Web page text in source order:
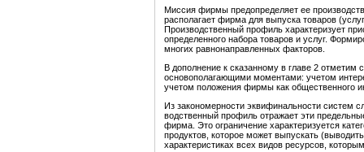
Миссия фирмы предопределяет ее
располагает фирма для выпуска товаров
Производственный профиль характеризует
определенного набора товаров и услуг.
многих равнонаправленных факторов.
В дополнение к сказанному в главе 2
основополагающими моментами: учетом
учетом положения фирмы как общественного
Из закономерности эквифинальности систем
водственный профиль отражает эти
фирма. Это ограничение характеризуется
продуктов, которое может выпускать
характеристиках всех видов ресурсов,